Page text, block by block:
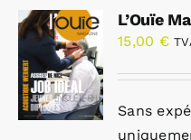
L’Ouïe
15,00 €
Sans